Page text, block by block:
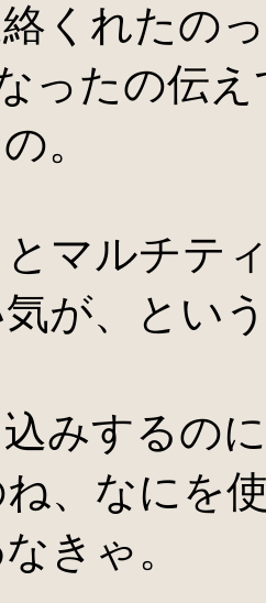
くれたの
ったの伝
。
マルチテ
が、とい
みするの
、なにを
きゃ。